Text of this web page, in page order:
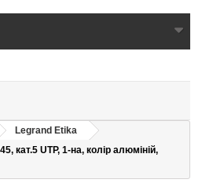
Legrand Etika
кат.5 UTP, 1-на, колір алюміній,